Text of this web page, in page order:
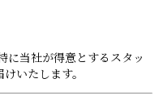
に当社が得意とするスタッ
いたします。